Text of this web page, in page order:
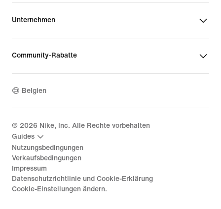
Unternehmen
Community-Rabatte
Belgien
© 2026 Nike, Inc. Alle Rechte vorbehalten
Guides
Nutzungsbedingungen
Verkaufsbedingungen
Impressum
Datenschutzrichtlinie und Cookie-Erklärung
Cookie-Einstellungen ändern.